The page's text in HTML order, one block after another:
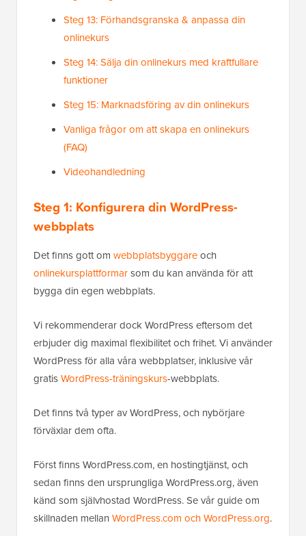
Steg 13: Förhandsgranska & anpassa din
onlinekurs
Steg 14: Sälja din onlinekurs med kraftfullare
funktioner
Steg 15: Marknadsföring av din onlinekurs
Vanliga frågor om att skapa en onlinekurs
(FAQ)
Videohandledning
Steg 1: Konfigurera din WordPress-
webbplats
Det finns gott om webbplatsbyggareoch
onlinekursplattformarsom du kan använda för att
bygga din egen webbplats.
Vi rekommenderar dock WordPress eftersom det
erbjuder dig maximal flexibilitet och frihet. Vi använder
WordPress för alla våra webbplatser, inklusive vår
gratisWordPress-träningskurs-webbplats.
Det finns två typer av WordPress, och nybörjare
förväxlar dem ofta.
Först finns WordPress.com, en hostingtjänst, och
sedan finns den ursprungliga WordPress.org, även
känd som självhostad WordPress. Se vår guide om
skillnaden mellan WordPress.com och WordPress.org.